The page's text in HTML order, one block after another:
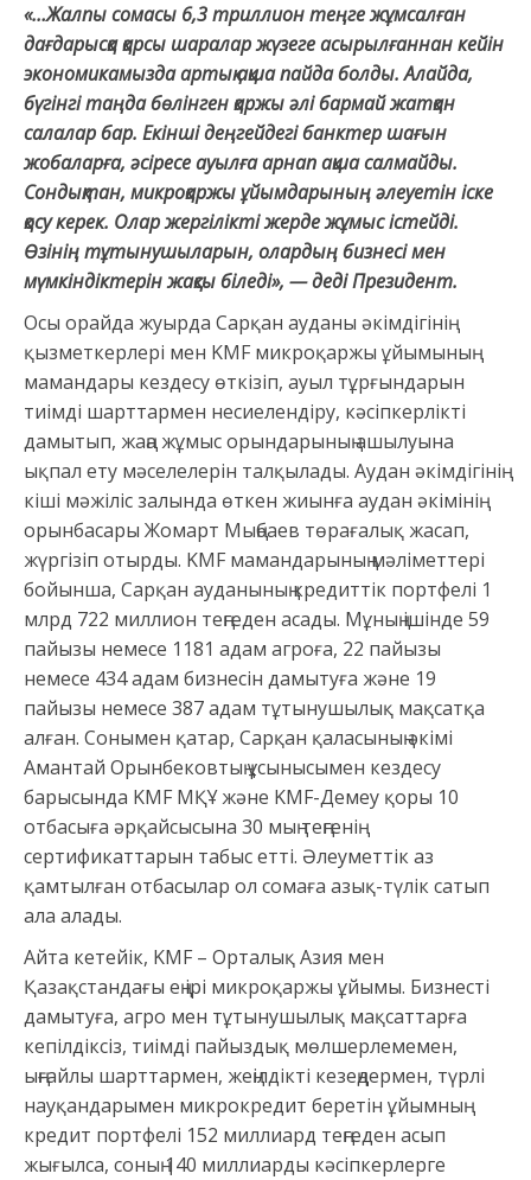
«…Жалпы сомасы 6,3 триллион теңге жұмсалған
дағдарысқа қарсы шаралар жүзеге асырылғаннан кейін
экономикамызда артық ақша пайда болды. Алайда,
бүгінгі таңда бөлінген қаржы әлі бармай жатқан
салалар бар. Екінші деңгейдегі банктер шағын
жобаларға, әсіресе ауылға арнап ақша салмайды.
Сондықтан, микроқаржы ұйымдарының әлеуетін іске
қосу керек. Олар жергілікті жерде жұмыс істейді.
Өзінің тұтынушыларын, олардың бизнесі мен
мүмкіндіктерін жақсы біледі», — деді Президент.
Осы орайда жуырда Сарқан ауданы әкімдігінің
қызметкерлері мен KMF микроқаржы ұйымының
мамандары кездесу өткізіп, ауыл тұрғындарын
тиімді шарттармен несиелендіру, кәсіпкерлікті
дамытып, жаңа жұмыс орындарының ашылуына
ықпал ету мәселелерін талқылады. Аудан әкімдігінің
кіші мәжіліс залында өткен жиынға аудан әкімінің
орынбасары Жомарт Мыңбаев төрағалық жасап,
жүргізіп отырды. KMF мамандарының мәліметтері
бойынша, Сарқан ауданының кредиттік портфелі 1
млрд 722 миллион теңгеден асады. Мұның ішінде 59
пайызы немесе 1181 адам агроға, 22 пайызы
немесе 434 адам бизнесін дамытуға және 19
пайызы немесе 387 адам тұтынушылық мақсатқа
алған. Сонымен қатар, Сарқан қаласының әкімі
Амантай Орынбековтың ұсынысымен кездесу
барысында KMF МҚҰ және KMF-Демеу қоры 10
отбасыға әрқайсысына 30 мың теңгенің
сертификаттарын табыс етті. Әлеуметтік аз
қамтылған отбасылар ол сомаға азық-түлік сатып
ала алады.
Айта кетейік, KMF – Орталық Азия мен
Қазақстандағы ең ірі микроқаржы ұйымы. Бизнесті
дамытуға, агро мен тұтынушылық мақсаттарға
кепілдіксіз, тиімді пайыздық мөлшерлемемен,
ыңғайлы шарттармен, жеңілдікті кезеңдермен, түрлі
науқандарымен микрокредит беретін ұйымның
кредит портфелі 152 миллиард теңгеден асып
жығылса, соның 140 миллиарды кәсіпкерлерге